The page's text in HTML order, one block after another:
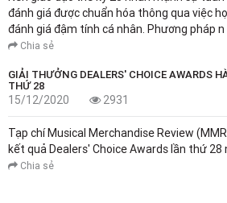
đánh giá được chuẩn hóa thông qua việc
đánh giá đậm tính cá nhân. Phương pháp n
Chia sẻ
GIẢI THƯỞNG DEALERS' CHOICE AWARDS
THỨ 28
15/12/2020 2931
Tạp chí Musical Merchandise Review
kết quả Dealers' Choice Awards lần thứ 28
Chia sẻ